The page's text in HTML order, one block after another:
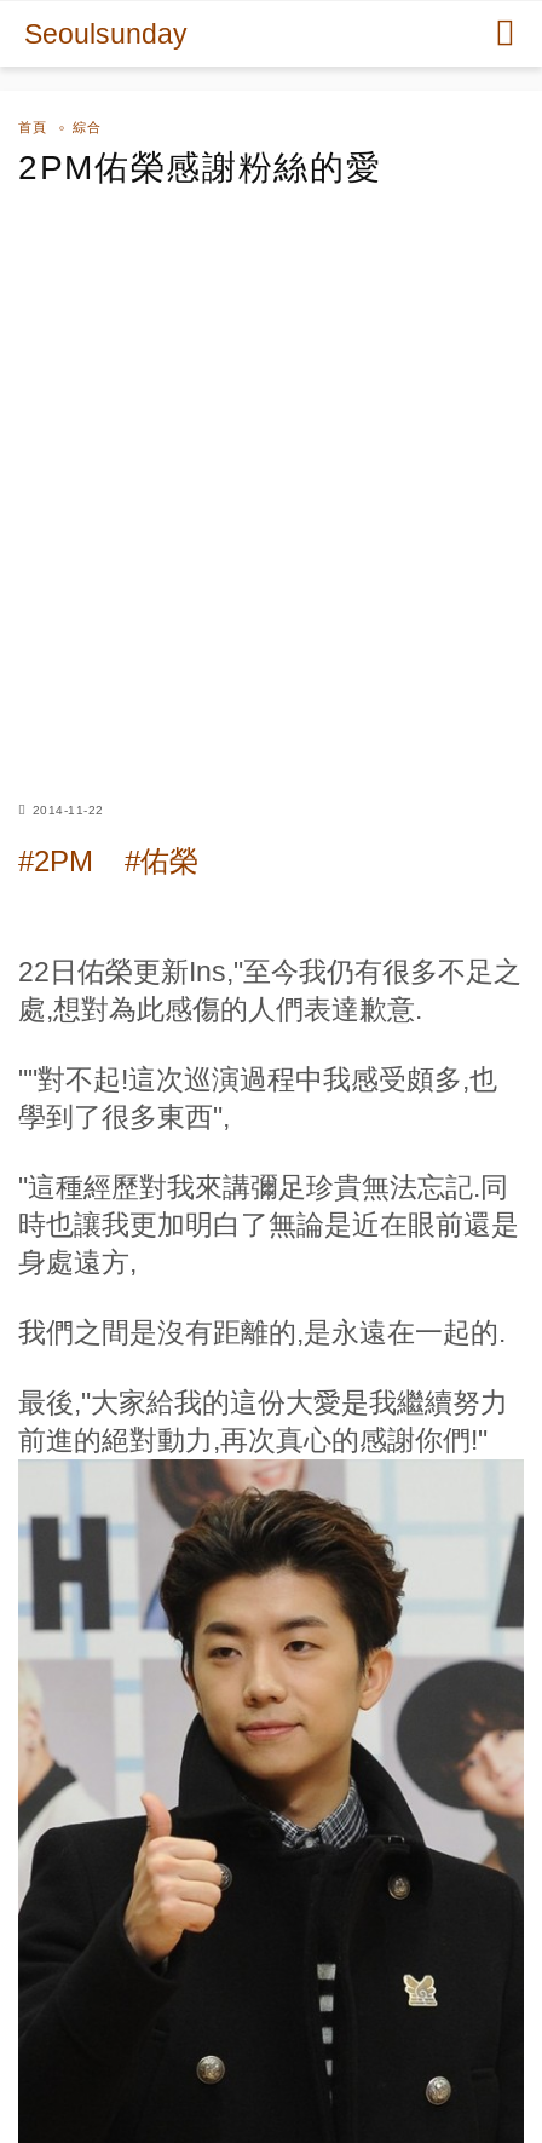
Seoulsunday
首頁 綜合
2PM佑榮感謝粉絲的愛
2014-11-22
#2PM #佑榮
22日佑榮更新Ins,"至今我仍有很多不足之
處,想對為此感傷的人們表達歉意.
""對不起!這次巡演過程中我感受頗多,也
學到了很多東西",
"這種經歷對我來講彌足珍貴無法忘記.同
時也讓我更加明白了無論是近在眼前還是
身處遠方,
我們之間是沒有距離的,是永遠在一起的.
最後,"大家給我的這份大愛是我繼續努力
前進的絕對動力,再次真心的感謝你們!"